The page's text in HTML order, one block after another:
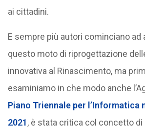
ai cittadini.
E sempre più autori cominciano ad
questo moto di riprogettazione
innovativa al Rinascimento, ma
esaminiamo in che modo anche
Piano Triennale per l’Informatica
2021, è stata critica col concetto di